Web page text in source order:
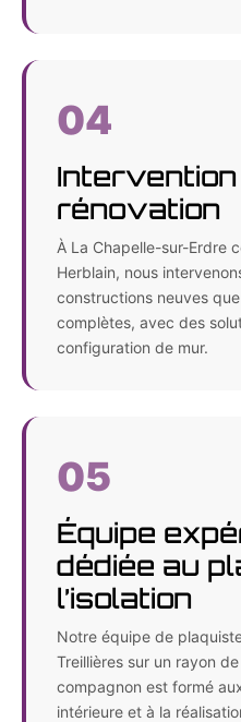
04
rénovation
À La Chapelle-sur-Erdre
Herblain, nous
constructions neuves
complètes, avec des
configuration de mur.
05
Équipe
dédiée au
l’isolation
Notre équipe de
Treillières sur un rayon
compagnon est formé
intérieure et à la